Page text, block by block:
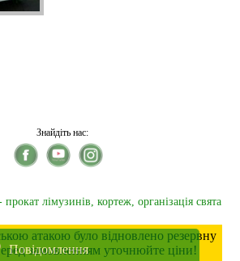
Знайдіть нас:
лімузинів, кортеж, організація свята
атакою було відновлено резервну
замовленням уточнюйте ціни!
Повідомлення